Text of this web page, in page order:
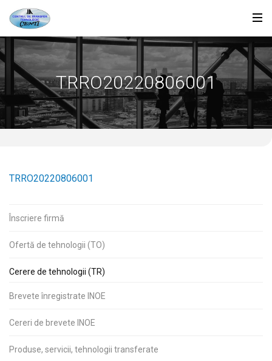
TRRO20220806001
TRRO20220806001
Înscriere firmă
Ofertă de tehnologii (TO)
Cerere de tehnologii (TR)
Brevete înregistrate INOE
Cereri de brevete INOE
Produse, servicii, tehnologii transferate